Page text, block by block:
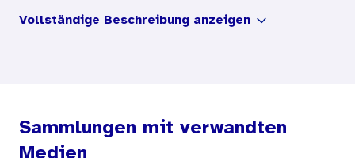
benannt. Die Broschüre richtet sich an Jugendliche in der
Vollständige Beschreibung anzeigen
Sammlungen mit verwandten
Medien